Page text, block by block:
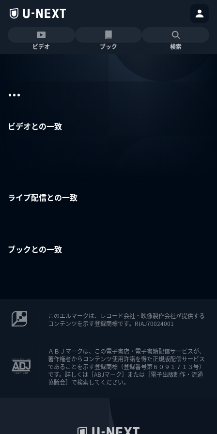
ビデオ ブック 検索
...
ビデオとの一致
ライブ配信との一致
ブックとの一致
このエルマークは、レコード会社・映像製作会社が提供する
コンテンツを示す登録商標です。RIAJ70024001
ＡＢＪマークは、この電子書店・電子書籍配信サービスが、
著作権者からコンテンツ使用許諾を得た正規版配信サービス
であることを示す登録商標（登録番号第６０９１７１３号）
です。詳しくは［ABJマーク］または［電子出版制作・流通
協議会］で検索してください。